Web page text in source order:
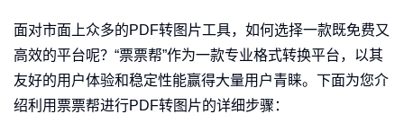
面对市面上众多的PDF转图片工具，如何选择一款既免费又
高效的平台呢？“票票帮”作为一款专业格式转换平台，以其
友好的用户体验和稳定性能赢得大量用户青睐。下面为您介
绍利用票票帮进行PDF转图片的详细步骤：